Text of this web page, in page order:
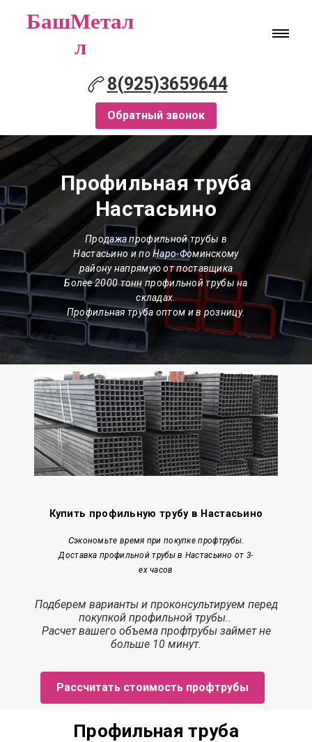
БашМетал
л
8(925)3659644
Обратный звонок
Профильная труба
Настасьино
Продажа профильной трубы в
Настасьино и по Наро-Фоминскому
району напрямую от поставщика
Более 2000 тонн профильной трубы на
складах.
Профильная труба оптом и в розницу.
Купить профильную трубу в Настасьино
Сэкономьте время при покупке профтрубы.
Доставка профильной трубы в Настасьино от 3-
ех часов
Подберем варианты и проконсультируем перед
покупкой профильной трубы..
Расчетвашего объема профтрубы займетне
больше 10 минут.
Рассчитать стоимость профтрубы
Профильная труба